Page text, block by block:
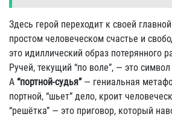
Здесь герой переходит к своей
простом человеческом счастье и
это идиллический образ потерянного
Ручей, текущий “по воле”, — это
А “портной-судья”— гениальная
портной, “шьет” дело, кроит
“решётка” — это приговор, который